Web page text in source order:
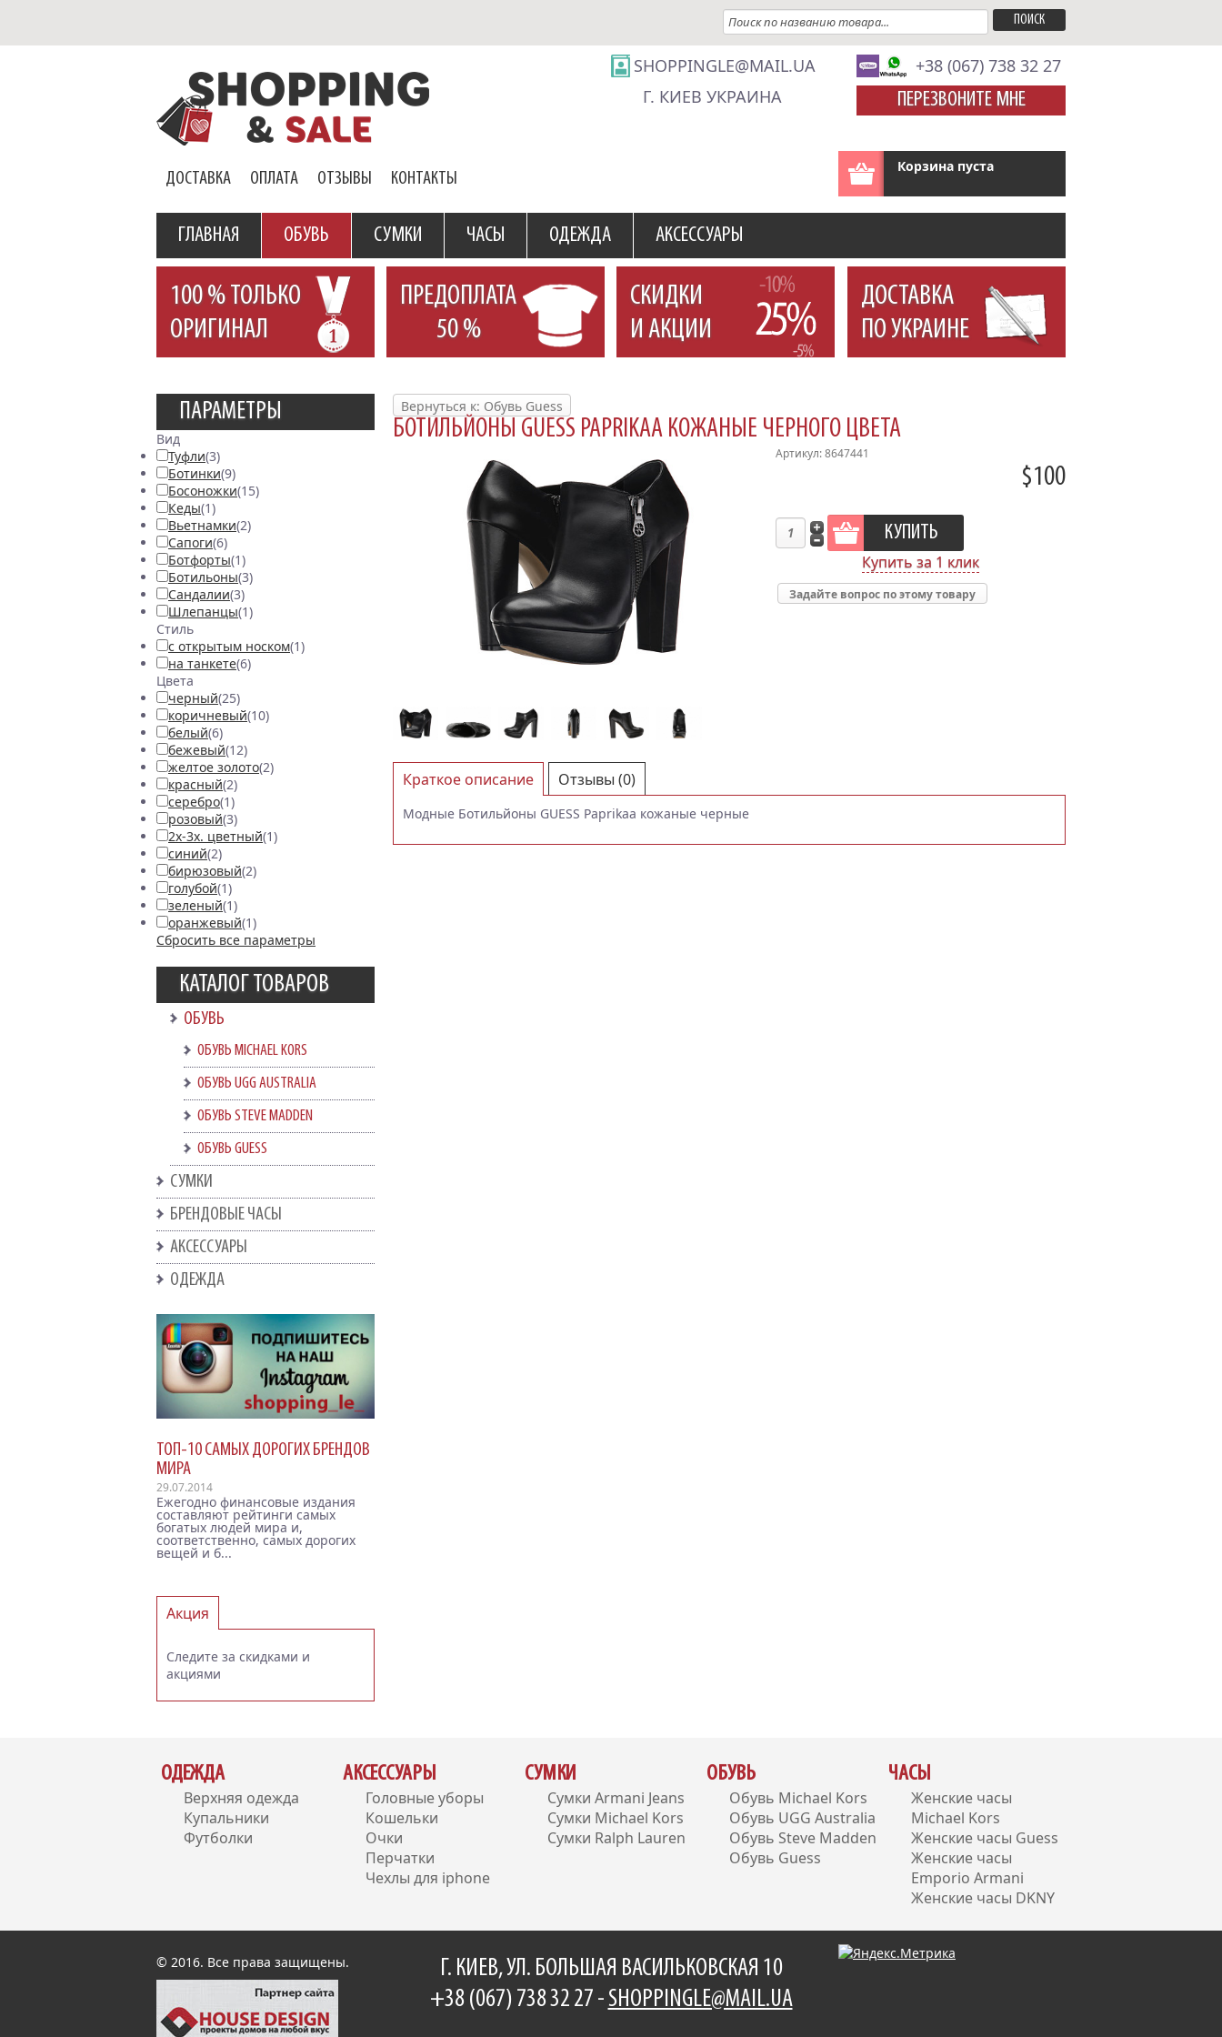
SHOPPINGLE@MAIL.UA
Г. КИЕВ УКРАИНА
+38 (067) 738 32 27
ПЕРЕЗВОНИТЕ МНЕ
Корзина пуста
ДОСТАВКА ОПЛАТА ОТЗЫВЫ КОНТАКТЫ
ГЛАВНАЯ ОБУВЬ СУМКИ ЧАСЫ ОДЕЖДА АКСЕССУАРЫ
100 % ТОЛЬКО
ОРИГИНАЛ
ПРЕДОПЛАТА
50 %
СКИДКИ
И АКЦИИ
ДОСТАВКА
ПО УКРАИНЕ
ПАРАМЕТРЫ
Вид
Туфли(3)
Ботинки(9)
Босоножки(15)
Кеды(1)
Вьетнамки(2)
Сапоги(6)
Ботфорты(1)
Ботильоны(3)
Сандалии(3)
Шлепанцы(1)
Стиль
с открытым носком(1)
на танкете(6)
Цвета
черный(25)
коричневый(10)
белый(6)
бежевый(12)
желтое золото(2)
красный(2)
серебро(1)
розовый(3)
2х-3х. цветный(1)
синий(2)
бирюзовый(2)
голубой(1)
зеленый(1)
оранжевый(1)
Сбросить все параметры
КАТАЛОГ ТОВАРОВ
ОБУВЬ
ОБУВЬ MICHAEL KORS
ОБУВЬ UGG AUSTRALIA
ОБУВЬ STEVE MADDEN
ОБУВЬ GUESS
СУМКИ
БРЕНДОВЫЕ ЧАСЫ
АКСЕССУАРЫ
ОДЕЖДА
ТОП-10 САМЫХ ДОРОГИХ БРЕНДОВ
МИРА
29.07.2014
Ежегодно финансовые издания
составляют рейтинги самых
богатых людей мира и,
соответственно, самых дорогих
вещей и б...
Акция
Следите за скидками и
акциями
Вернуться к: Обувь Guess
БОТИЛЬЙОНЫ GUESS PAPRIKAA КОЖАНЫЕ ЧЕРНОГО ЦВЕТА
Артикул: 8647441
$100
Купить за 1 клик
Задайте вопрос по этому товару
Краткое описание
Модные Ботильйоны GUESS Paprikaa кожаные черные
Отзывы (0)
ОДЕЖДА
Верхняя одежда
Купальники
Футболки
АКСЕССУАРЫ
Головные уборы
Кошельки
Очки
Перчатки
Чехлы для iphone
СУМКИ
Сумки Armani Jeans
Сумки Michael Kors
Сумки Ralph Lauren
ОБУВЬ
Обувь Michael Kors
Обувь UGG Australia
Обувь Steve Madden
Обувь Guess
ЧАСЫ
Женские часы
Michael Kors
Женские часы Guess
Женские часы
Emporio Armani
Женские часы DKNY
© 2016. Все права защищены.
Г. КИЕВ, УЛ. БОЛЬШАЯ ВАСИЛЬКОВСКАЯ 10
+38 (067) 738 32 27 - SHOPPINGLE@MAIL.UA